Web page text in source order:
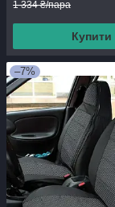
1 334 ₴/пара
Купити
–7%